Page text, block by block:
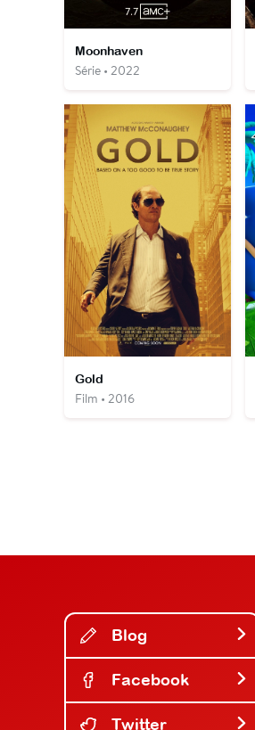
Moonhaven
Série • 2022
Gold
Film • 2016
Blog
Facebook
Twitter